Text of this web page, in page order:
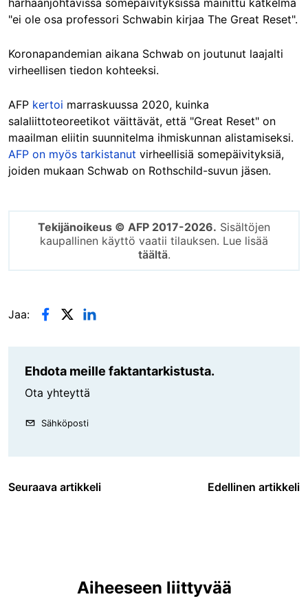
harhaanjohtavissa somepäivityksissä mainittu katkelma
"ei ole osa professori Schwabin kirjaa The Great Reset".
Koronapandemian aikana Schwab on joutunut laajalti
virheellisen tiedon kohteeksi.
AFP kertoi marraskuussa 2020, kuinka
salaliittoteoreetikot väittävät, että "Great Reset" on
maailman eliitin suunnitelma ihmiskunnan alistamiseksi.
AFP on myös tarkistanut virheellisiä somepäivityksiä,
joiden mukaan Schwab on Rothschild-suvun jäsen.
Tekijänoikeus © AFP 2017-2026. Sisältöjen
kaupallinen käyttö vaatii tilauksen. Lue lisää
täältä.
Jaa:
Ehdota meille faktantarkistusta.
Ota yhteyttä
Sähköposti
Seuraava artikkeli Edellinen artikkeli
Aiheeseen liittyvää